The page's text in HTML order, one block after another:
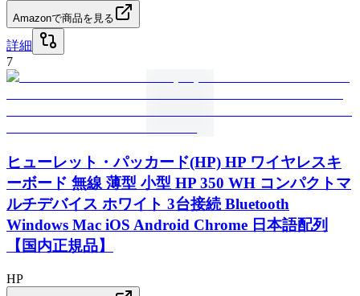
Amazonで商品を見る
詳細
7
ヒューレット・パッカード(HP) HP ワイヤレスキ
ーボード 無線 薄型 小型 HP 350 WH コンパクトマ
ルチデバイス ホワイト 3台接続 Bluetooth
Windows Mac iOS Android Chrome 日本語配列
【国内正規品】
HP